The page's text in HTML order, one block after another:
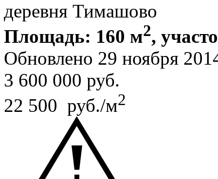
деревня Тимашово
Площадь: 160 м2,
Обновлено 29 ноября
3 600 000 руб.
22 500 руб./м2